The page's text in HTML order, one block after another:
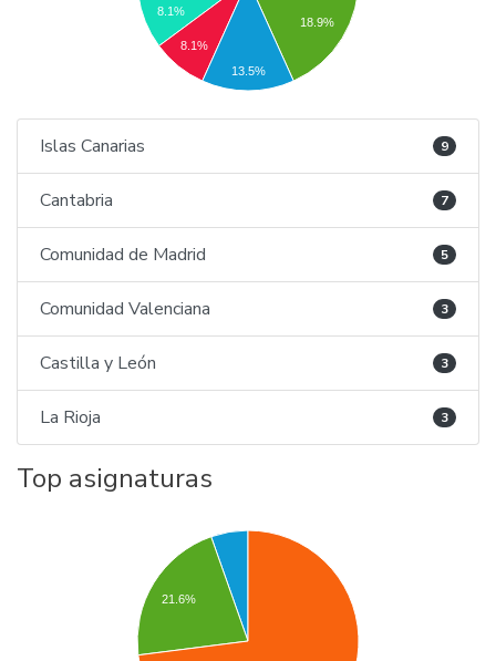
18.9%
8.1%
8.1%
13.5%
Islas Canarias 9
Cantabria 7
Comunidad de Madrid 5
Comunidad Valenciana 3
Castilla y León 3
La Rioja 3
Top asignaturas
21.6%